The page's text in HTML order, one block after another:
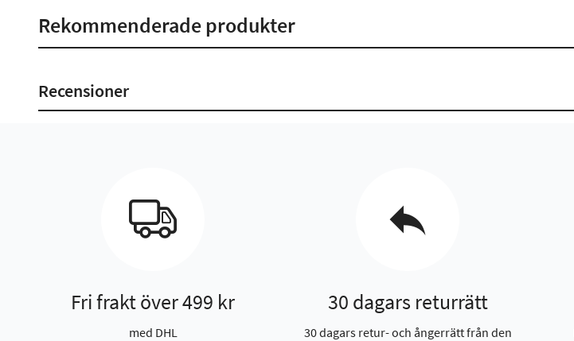
Rekommenderade produkter
Recensioner
Fri frakt över 499 kr
med DHL
30 dagars returrätt
30 dagars retur- och ångerrätt från den